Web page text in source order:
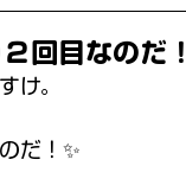
回目なのだ！
け。
だ！✨